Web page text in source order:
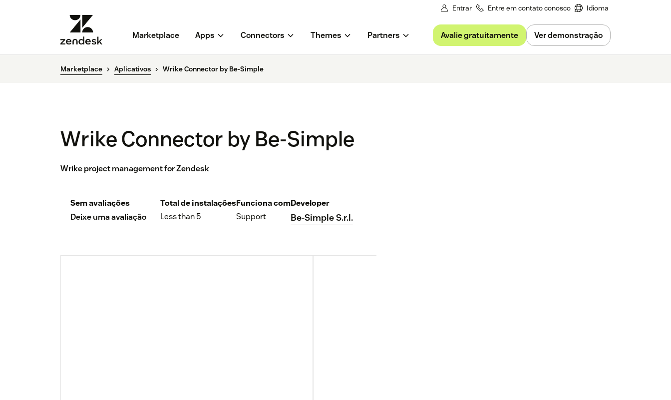
Entrar Entre em contato conosco Idioma
Marketplace Apps Connectors Themes Partners Avalie gratuitamente Ver demonstração
Marketplace Aplicativos Wrike Connector by Be-Simple
Wrike Connector by Be-Simple
Wrike project management for Zendesk
Sem avaliações
Deixe uma avaliação
Total de instalações
Less than 5
Funciona com
Support
Developer
Be-Simple S.r.l.